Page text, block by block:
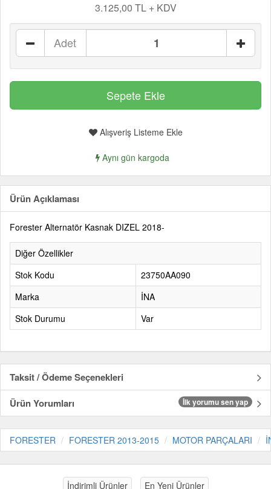
3.125,00 TL + KDV
Adet
Alışveriş Listeme Ekle
Aynı gün kargoda
Ürün Açıklaması
Forester Alternatör Kasnak DIZEL 2018-
Diğer Özellikler
Stok Kodu
23750AA090
Marka
İNA
Stok Durumu
Var
Taksit / Ödeme Seçenekleri
Ürün Yorumları
İlk yorumu sen yap
FORESTER FORESTER 2013-2015 MOTOR PARÇALARI
İndirimli Ürünler En Yeni Ürünler